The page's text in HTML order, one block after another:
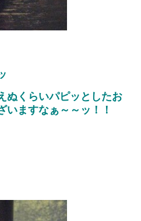
ぬくらいパピッとしたお
いますなぁ～～ッ！！